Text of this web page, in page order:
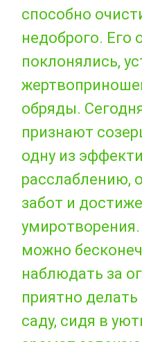
способно
недоброго. Его
поклонялись,
обряды.
признают
одну из
расслаблению,
забот и
можно
наблюдать за
приятно
саду, сидя в